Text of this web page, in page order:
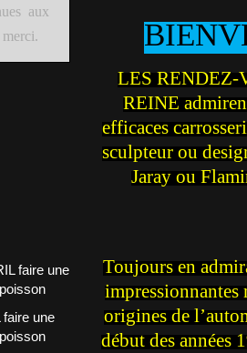
aux
faire une
LES RENDEZ-
REINE
efficaces
sculpteur ou
Jaray ou
Toujours en
impressionnantes
origines de
début des années